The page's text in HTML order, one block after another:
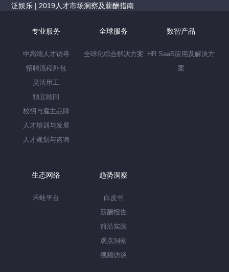
泛娱乐 | 2019人才市场洞察及薪酬指南
专业服务
中高端人才访寻
招聘流程外包
灵活用工
独立顾问
校招与雇主品牌
人才培训与发展
人才规划与咨询
全球服务
全球化综合解决方案
数智产品
HR SaaS应用及解决方
案
生态网络
禾蛙平台
趋势洞察
白皮书
薪酬报告
前沿实践
观点洞察
视频访谈